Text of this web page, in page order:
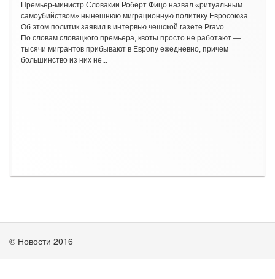
Премьер-министр Словакии Роберт Фицо назвал «ритуальным
самоубийством» нынешнюю миграционную политику Евросоюза.
Об этом политик заявил в интервью чешской газете Pravo.
По словам словацкого премьера, квоты просто не работают —
тысячи мигрантов прибывают в Европу ежедневно, причем
большинство из них не...
© Новости 2016